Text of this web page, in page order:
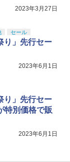
2023年3月27日
セール
り」先行セー
2023年6月1日
り」先行セー
特別価格で販
2023年6月1日